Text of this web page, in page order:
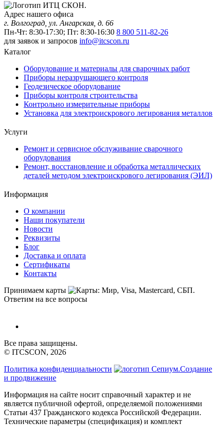
Адрес нашего офиса
г. Волгоград, ул. Ангарская, д. 66
Пн-Чт: 8:30-17:30; Пт: 8:30-16:30 8 800 511-82-26
для заявок и запросов info@itcscon.ru
Каталог
Оборудование и материалы для сварочных работ
Приборы неразрушающего контроля
Геодезическое оборудование
Приборы контроля строительства
Контрольно измерительные приборы
Установка для электроискрового легирования металлов
Услуги
Ремонт и сервисное обслуживание сварочного
оборудования
Ремонт, восстановление и обработка металлических
деталей методом электроискрового легирования (ЭИЛ)
Информация
О компании
Наши покупатели
Новости
Реквизиты
Блог
Доставка и оплата
Сертификаты
Контакты
Принимаем карты
Ответим на все вопросы
Все права защищены.
© ITCSCON, 2026
Политика конфиденциальности
Создание
и продвижение
Информация на сайте носит справочный характер и не
является публичной офертой, определяемой положениями
Статьи 437 Гражданского кодекса Российской Федерации.
Технические параметры (спецификация) и комплект